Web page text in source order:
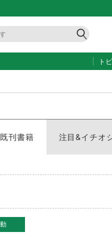
ト
既刊書籍 注目&イチオ